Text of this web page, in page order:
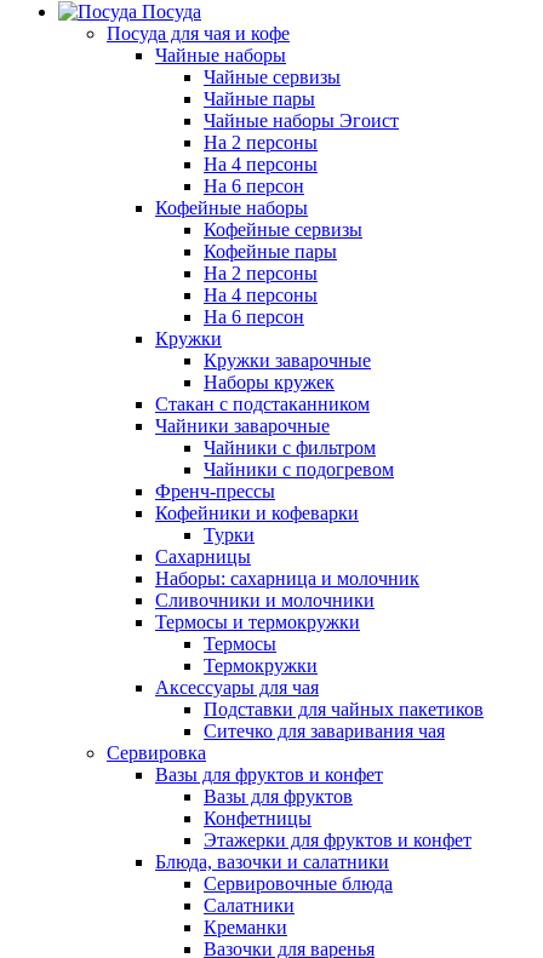
Посуда
Посуда для чая и кофе
Чайные наборы
Чайные сервизы
Чайные пары
Чайные наборы Эгоист
На 2 персоны
На 4 персоны
На 6 персон
Кофейные наборы
Кофейные сервизы
Кофейные пары
На 2 персоны
На 4 персоны
На 6 персон
Кружки
Кружки заварочные
Наборы кружек
Стакан с подстаканником
Чайники заварочные
Чайники с фильтром
Чайники с подогревом
Френч-прессы
Кофейники и кофеварки
Турки
Сахарницы
Наборы: сахарница и молочник
Сливочники и молочники
Термосы и термокружки
Термосы
Термокружки
Аксессуары для чая
Подставки для чайных пакетиков
Ситечко для заваривания чая
Сервировка
Вазы для фруктов и конфет
Вазы для фруктов
Конфетницы
Этажерки для фруктов и конфет
Блюда, вазочки и салатники
Сервировочные блюда
Салатники
Креманки
Вазочки для варенья